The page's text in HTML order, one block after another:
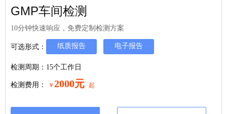
GMP车间检测
10分钟快速响应，免费定制检测方案
可选形式： 纸质报告 电子报告
检测周期：15个工作日
检测费用： ￥ 2000元 起